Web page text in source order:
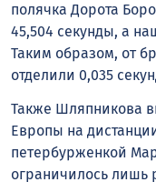
полячка Дорота
45,504 секунды, а
Таким образом, от
отделили 0,035
Также Шляпникова
Европы на
петербурженкой
ограничилось